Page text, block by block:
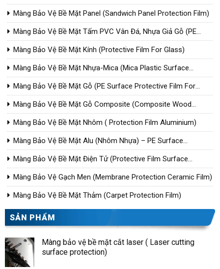
For Steel)
Màng Bảo Vệ Bề Mặt Panel (Sandwich Panel Protection Film)
Màng Bảo Vệ Bề Mặt Tấm PVC Vân Đá, Nhựa Giả Gỗ (PE
Surface Protective Film For Wood Plastic Composite/PVC)
Màng Bảo Vệ Bề Mặt Kính (Protective Film For Glass)
Màng Bảo Vệ Bề Mặt Nhựa-Mica (Mica Plastic Surface
Protection Film)
Màng Bảo Vệ Bề Mặt Gỗ (PE Surface Protective Film For
Wood)
Màng Bảo Vệ Bề Mặt Gỗ Composite (Composite Wood
Surface Protection Film)
Màng Bảo Vệ Bề Mặt Nhôm ( Protection Film Aluminium)
Màng Bảo Vệ Bề Mặt Alu (Nhôm Nhựa) – PE Surface
Protective Film For Aluminium Composite Panel
Màng Bảo Vệ Bề Mặt Điện Tử (Protective Film Surface
Electronic)
Màng Bảo Vệ Gạch Men (Membrane Protection Ceramic Film)
Màng Bảo Vệ Bề Mặt Thảm (Carpet Protection Film)
SẢN PHẨM
Màng bảo vệ bề mặt cắt laser ( Laser cutting
surface protection)